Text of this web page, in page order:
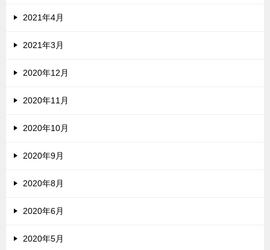
2021年4月
2021年3月
2020年12月
2020年11月
2020年10月
2020年9月
2020年8月
2020年6月
2020年5月